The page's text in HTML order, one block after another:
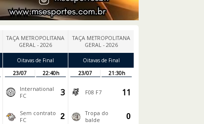
TAÇA METROPOLITANA
GERAL - 2026
Oitavas de Final
23/07
22:40h
International
FC
3
Sem contrato
FC
2
TAÇA METROPOLITANA
GERAL - 2026
Oitavas de Final
23/07
21:30h
F08 F7 11
Tropa do
balde
0